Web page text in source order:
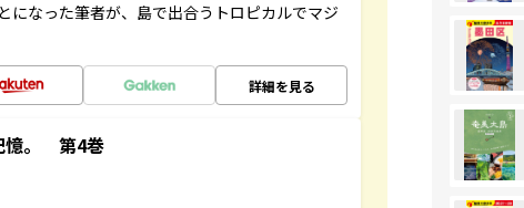
になった筆者が、島で出合うトロピカルでマジ
詳細を見る
憶。 第4巻